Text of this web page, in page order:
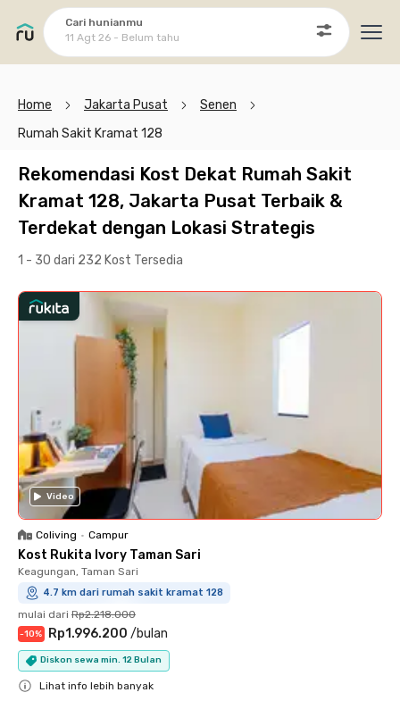
Cari hunianmu
11 Agt 26 - Belum tahu
Home Jakarta Pusat
Senen
Rumah Sakit Kramat 128
Rekomendasi Kost Dekat Rumah Sakit
Kramat 128, Jakarta Pusat Terbaik &
Terdekat dengan Lokasi Strategis
1 - 30 dari 232 Kost Tersedia
Video
Coliving • Campur
Kost Rukita Ivory Taman Sari
Keagungan, Taman Sari
4.7 km dari rumah sakit kramat 128
mulai dari Rp2.218.000
-10% Rp1.996.200 /bulan
Diskon sewa min. 12 Bulan
Lihat info lebih banyak